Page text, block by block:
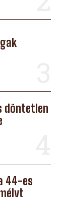
döntetlen
44-es